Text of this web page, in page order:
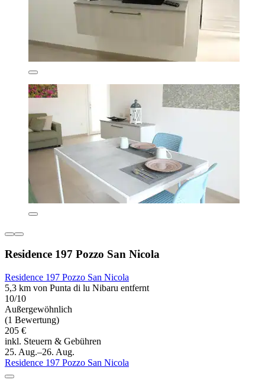
Residence 197 Pozzo San Nicola
Residence 197 Pozzo San Nicola
5,3 km von Punta di lu Nibaru entfernt
10/10
Außergewöhnlich
(1 Bewertung)
205 €
inkl. Steuern & Gebühren
25. Aug.–26. Aug.
Residence 197 Pozzo San Nicola